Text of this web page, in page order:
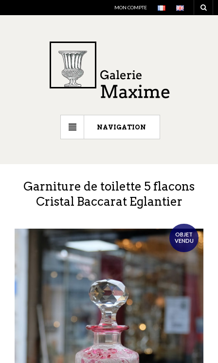
MON COMPTE
NAVIGATION
Garniture de toilette 5 flacons
Cristal Baccarat Eglantier
OBJET
VENDU